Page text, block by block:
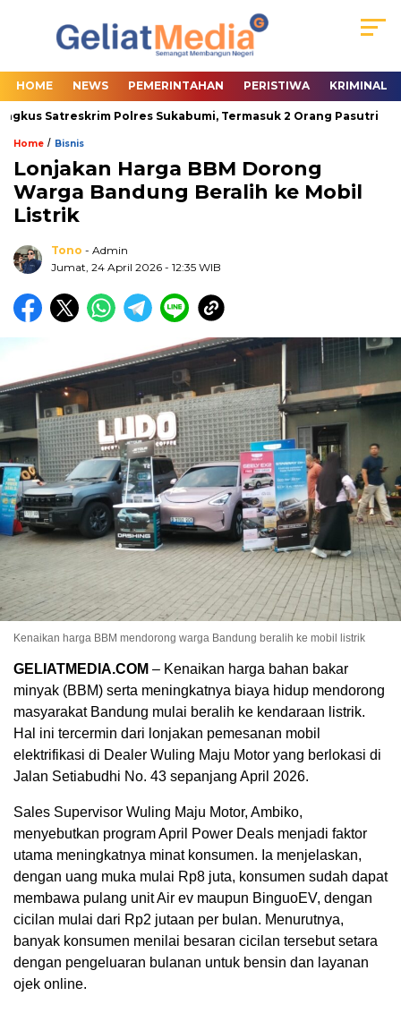
HOME NEWS PEMERINTAHAN PERISTIWA KRIMINAL
Satreskrim Polres Sukabumi, Termasuk 2 Orang Pasutri
Home / Bisnis
Lonjakan Harga BBM Dorong
Warga Bandung Beralih ke Mobil
Listrik
Tono - Admin
Jumat, 24 April 2026 - 12:35 WIB
Kenaikan harga BBM mendorong warga Bandung beralih ke mobil listrik
GELIATMEDIA.COM – Kenaikan harga bahan bakar
minyak (BBM) serta meningkatnya biaya hidup mendorong
masyarakat Bandung mulai beralih ke kendaraan listrik.
Hal ini tercermin dari lonjakan pemesanan mobil
elektrifikasi di Dealer Wuling Maju Motor yang berlokasi di
Jalan Setiabudhi No. 43 sepanjang April 2026.
Sales Supervisor Wuling Maju Motor, Ambiko,
menyebutkan program April Power Deals menjadi faktor
utama meningkatnya minat konsumen. Ia menjelaskan,
dengan uang muka mulai Rp8 juta, konsumen sudah dapat
membawa pulang unit Air ev maupun BinguoEV, dengan
cicilan mulai dari Rp2 jutaan per bulan. Menurutnya,
banyak konsumen menilai besaran cicilan tersebut setara
dengan pengeluaran bulanan untuk bensin dan layanan
ojek online.